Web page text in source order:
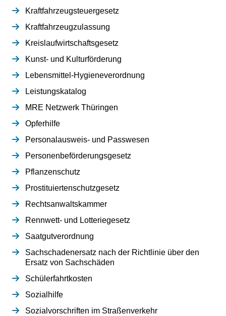
Kraftfahrzeugsteuergesetz
Kraftfahrzeugzulassung
Kreislaufwirtschaftsgesetz
Kunst- und Kulturförderung
Lebensmittel-Hygieneverordnung
Leistungskatalog
MRE Netzwerk Thüringen
Opferhilfe
Personalausweis- und Passwesen
Personenbeförderungsgesetz
Pflanzenschutz
Prostituiertenschutzgesetz
Rechtsanwaltskammer
Rennwett- und Lotteriegesetz
Saatgutverordnung
Sachschadenersatz nach der Richtlinie über den
Ersatz von Sachschäden
Schülerfahrtkosten
Sozialhilfe
Sozialvorschriften im Straßenverkehr